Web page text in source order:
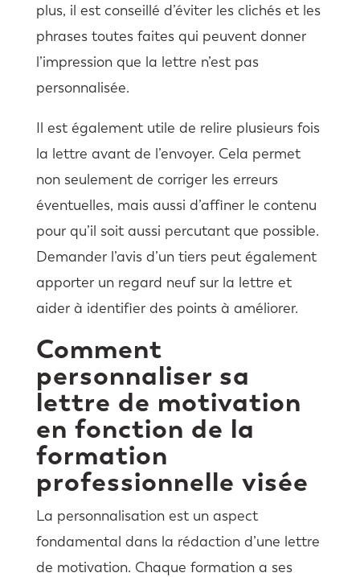
plus, il est conseillé d’éviter les clichés et les
phrases toutes faites qui peuvent donner
l’impression que la lettre n’est pas
personnalisée.
Il est également utile de relire plusieurs fois
la lettre avant de l’envoyer. Cela permet
non seulement de corriger les erreurs
éventuelles, mais aussi d’affiner le contenu
pour qu’il soit aussi percutant que possible.
Demander l’avis d’un tiers peut également
apporter un regard neuf sur la lettre et
aider à identifier des points à améliorer.
Comment
personnaliser sa
lettre de motivation
en fonction de la
formation
professionnelle visée
La personnalisation est un aspect
fondamental dans la rédaction d’une lettre
de motivation. Chaque formation a ses